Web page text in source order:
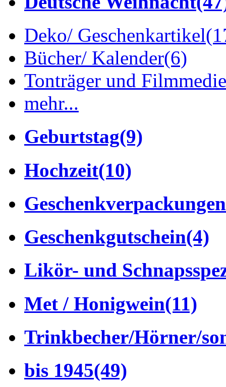
Deko/ Geschenkartikel
Bücher/ Kalender(6)
Tonträger und
mehr...
Geburtstag(9)
Hochzeit(10)
Geschenkverpackungen
Geschenkgutschein(4)
Likör- und
Met / Honigwein(11)
Trinkbecher/Hörner/
bis 1945(49)